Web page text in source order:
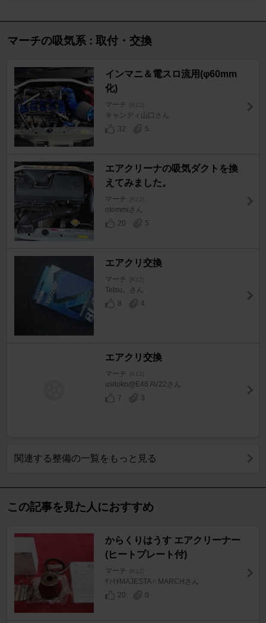
マーチの吸気系 : 取付・交換
インマニ＆電スロ流用(φ60mm
化)
マーチ [K12]
キャンディ山口さん
32
5
エアクリーナの吸気ダクトを換
えてみました。
マーチ [K12]
otommiさん
20
5
エアクリ交換
マーチ [K12]
Tetsu。さん
8
4
エアクリ交換
マーチ [K12]
usitoko@E46 AV22さん
7
3
関連する整備の一覧をもっと見る
この記事を見た人におすすめ
からくりはうす エアクリーナー
(ヒートプレート付)
マーチ [K12]
ｹﾝｲﾁMAJESTA☆MARCHさん
20
0